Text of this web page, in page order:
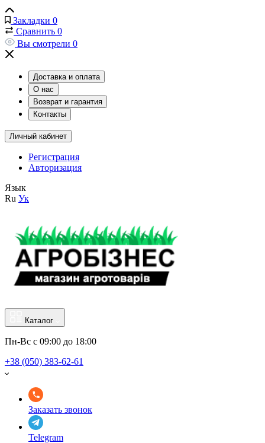
Закладки 0
Сравнить 0
Вы смотрели 0
Доставка и оплата
О нас
Возврат и гарантия
Контакты
Личный кабинет
Регистрация
Авторизация
Язык
Ru Ук
Каталог
Пн-Вс с 09:00 до 18:00
+38 (050) 383-62-61
Заказать звонок
Telegram